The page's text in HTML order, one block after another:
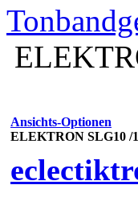
Ansichts-Optionen
ELEKTRON SLG10 /